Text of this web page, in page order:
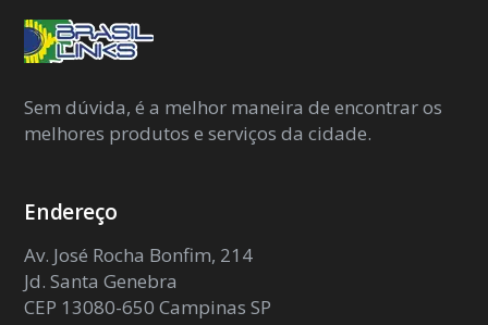
Sem dúvida, é a melhor maneira de encontrar os
melhores produtos e serviços da cidade.
Endereço
Av. José Rocha Bonfim, 214
Jd. Santa Genebra
CEP 13080-650 Campinas SP